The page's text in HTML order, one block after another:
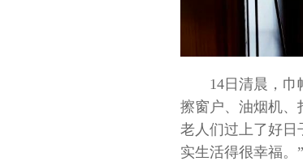
14日清晨，
擦窗户、油烟机、
老人们过上了好日
实生活得很幸福。”